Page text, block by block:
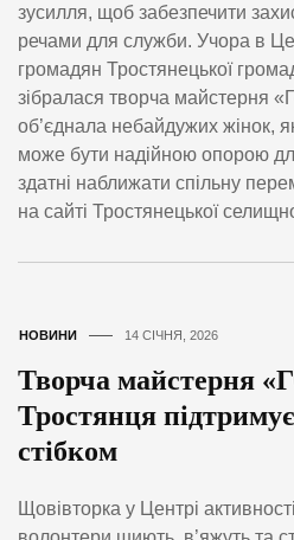
зусилля, щоб забезпечити
речами для служби. Учора в
громадян Тростянецької
зібралася творча майстерня
об’єднала небайдужих жінок,
може бути надійною опорою
здатні наближати спільну
на сайті Тростянецької
НОВИНИ 14 СІЧНЯ, 2026
Творча майстерня
Тростянця
стібком
Щовівторка у Центрі